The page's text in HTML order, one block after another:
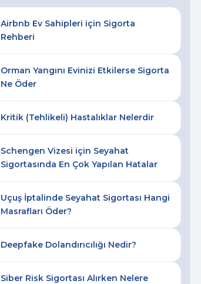
Airbnb Ev Sahipleri için Sigorta
Rehberi
Orman Yangını Evinizi Etkilerse Sigorta
Ne Öder
Kritik (Tehlikeli) Hastalıklar Nelerdir
Schengen Vizesi için Seyahat
Sigortasında En Çok Yapılan Hatalar
Uçuş İptalinde Seyahat Sigortası Hangi
Masrafları Öder?
Deepfake Dolandırıcılığı Nedir?
Siber Risk Sigortası Alırken Nelere